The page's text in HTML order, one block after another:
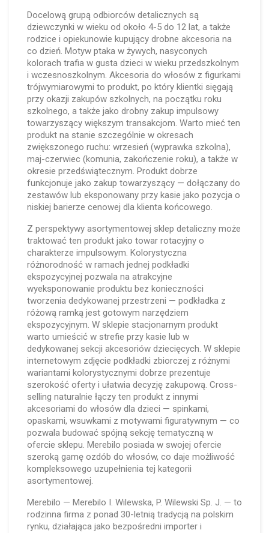
Docelową grupą odbiorców detalicznych są
dziewczynki w wieku od około 4-5 do 12 lat, a także
rodzice i opiekunowie kupujący drobne akcesoria na
co dzień. Motyw ptaka w żywych, nasyconych
kolorach trafia w gusta dzieci w wieku przedszkolnym
i wczesnoszkolnym. Akcesoria do włosów z figurkami
trójwymiarowymi to produkt, po który klientki sięgają
przy okazji zakupów szkolnych, na początku roku
szkolnego, a także jako drobny zakup impulsowy
towarzyszący większym transakcjom. Warto mieć ten
produkt na stanie szczególnie w okresach
zwiększonego ruchu: wrzesień (wyprawka szkolna),
maj-czerwiec (komunia, zakończenie roku), a także w
okresie przedświątecznym. Produkt dobrze
funkcjonuje jako zakup towarzyszący — dołączany do
zestawów lub eksponowany przy kasie jako pozycja o
niskiej barierze cenowej dla klienta końcowego.
Z perspektywy asortymentowej sklep detaliczny może
traktować ten produkt jako towar rotacyjny o
charakterze impulsowym. Kolorystyczna
różnorodność w ramach jednej podkładki
ekspozycyjnej pozwala na atrakcyjne
wyeksponowanie produktu bez konieczności
tworzenia dedykowanej przestrzeni — podkładka z
różową ramką jest gotowym narzędziem
ekspozycyjnym. W sklepie stacjonarnym produkt
warto umieścić w strefie przy kasie lub w
dedykowanej sekcji akcesoriów dziecięcych. W sklepie
internetowym zdjęcie podkładki zbiorczej z różnymi
wariantami kolorystycznymi dobrze prezentuje
szerokość oferty i ułatwia decyzję zakupową. Cross-
selling naturalnie łączy ten produkt z innymi
akcesoriami do włosów dla dzieci — spinkami,
opaskami, wsuwkami z motywami figuratywnym — co
pozwala budować spójną sekcję tematyczną w
ofercie sklepu. Merebilo posiada w swojej ofercie
szeroką gamę ozdób do włosów, co daje możliwość
kompleksowego uzupełnienia tej kategorii
asortymentowej.
Merebilo — Merebilo I. Wilewska, P. Wilewski Sp. J. — to
rodzinna firma z ponad 30-letnią tradycją na polskim
rynku, działająca jako bezpośredni importer i